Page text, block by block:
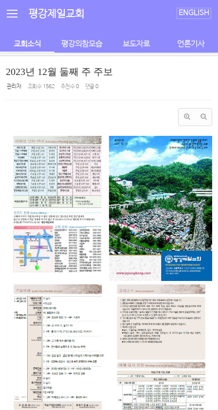
평강제일교회 ENGLISH
교회소식 평강의참모습 보도자료 언론기사
2023년 12월 둘째 주 주보
관리자 조회 수 1562 추천 수0 댓글0